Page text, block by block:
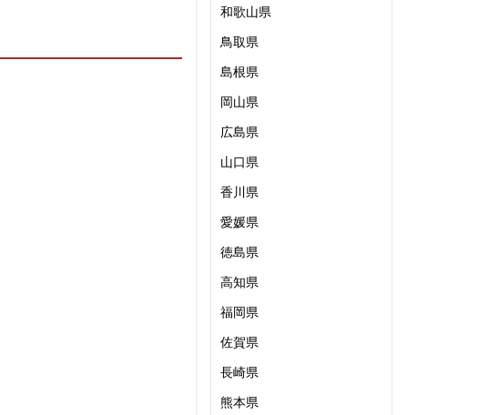
和歌山県
鳥取県
島根県
岡山県
広島県
山口県
香川県
愛媛県
徳島県
高知県
福岡県
佐賀県
長崎県
熊本県